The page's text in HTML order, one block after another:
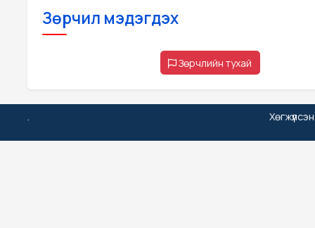
Зөрчил мэдэгдэх
Зөрчлийн тухай
.